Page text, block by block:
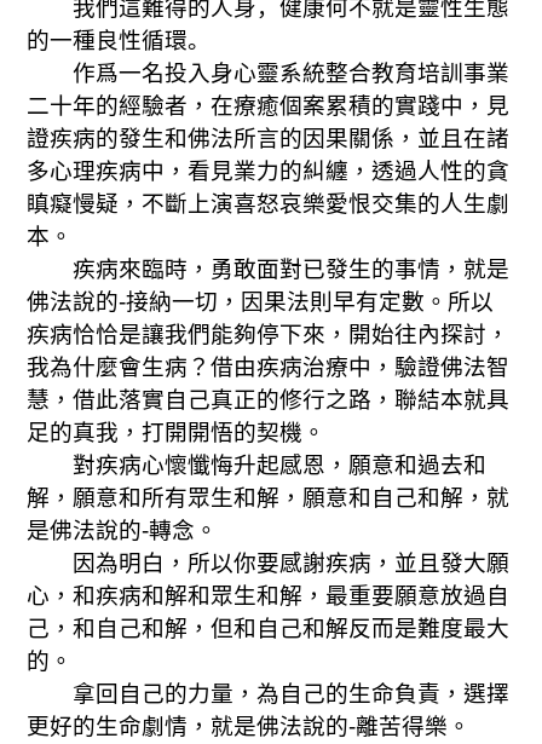
我們這難得的人身，健康何不就是靈性生態
的一種良性循環。
作爲一名投入身心靈系統整合教育培訓事業
二十年的經驗者 ，在療癒個案累積的實踐中，見
證疾病的發生和佛法所言的因果關係，並且在諸
多心理疾病中，看見業力的糾纏，透過人性的貪
瞋癡慢疑，不斷上演喜怒哀樂愛恨交集的人生劇
本。
疾病來臨時， 勇敢面對已發生的事情 ， 就是
佛法說的-接納一切 ， 因果法則早有定數。 所以
疾病恰恰是讓我們能夠停下來，開始往內探討，
我為什麼會生病？借由疾病治療中，驗證佛法智
慧，借此落實自己真正的修行之路，聯結本就具
足的真我，打開開悟的契機。
對疾病心懷懺悔升起感恩 ， 願意和過去和
解 ， 願意和所有眾生和解 ， 願意和自己和解 ， 就
是佛法說的-轉念 。
因為明白，所以你要感謝疾病，並且發大願
心，和疾病和解和眾生和解，最重要願意放過自
己，和自己和解，但和自己和解反而是難度最大
的。
拿回自己的力量 ，為自己的生命負責 ，選擇
更好的生命劇情 ， 就是佛法說的-離苦得樂 。